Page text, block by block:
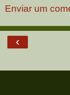
Enviar um
‹